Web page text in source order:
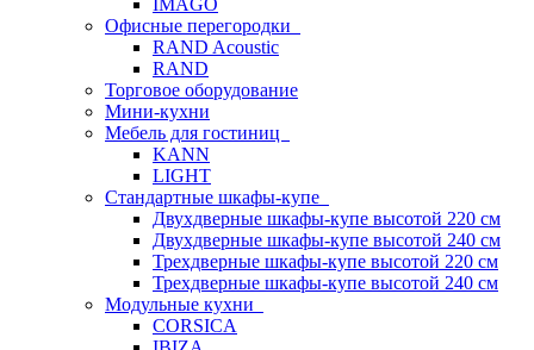
IMAGO
Офисные перегородки
RAND Acoustic
RAND
Торговое оборудование
Мини-кухни
Мебель для гостиниц
KANN
LIGHT
Стандартные шкафы-купе
Двухдверные шкафы-купе высотой 220 см
Двухдверные шкафы-купе высотой 240 см
Трехдверные шкафы-купе высотой 220 см
Трехдверные шкафы-купе высотой 240 см
Модульные кухни
CORSICA